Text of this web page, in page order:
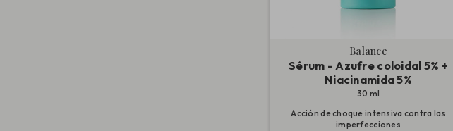
Balance
Sérum - Azufre coloidal 5% +
Niacinamida 5%
30 ml
Acción de choque intensiva contra las
imperfecciones